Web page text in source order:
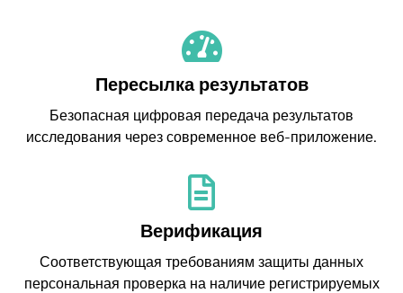
Пересылка результатов
Безопасная цифровая передача результатов
исследования через современное веб-приложение.
Верификация
Соответствующая требованиям защиты данных
персональная проверка на наличие регистрируемых